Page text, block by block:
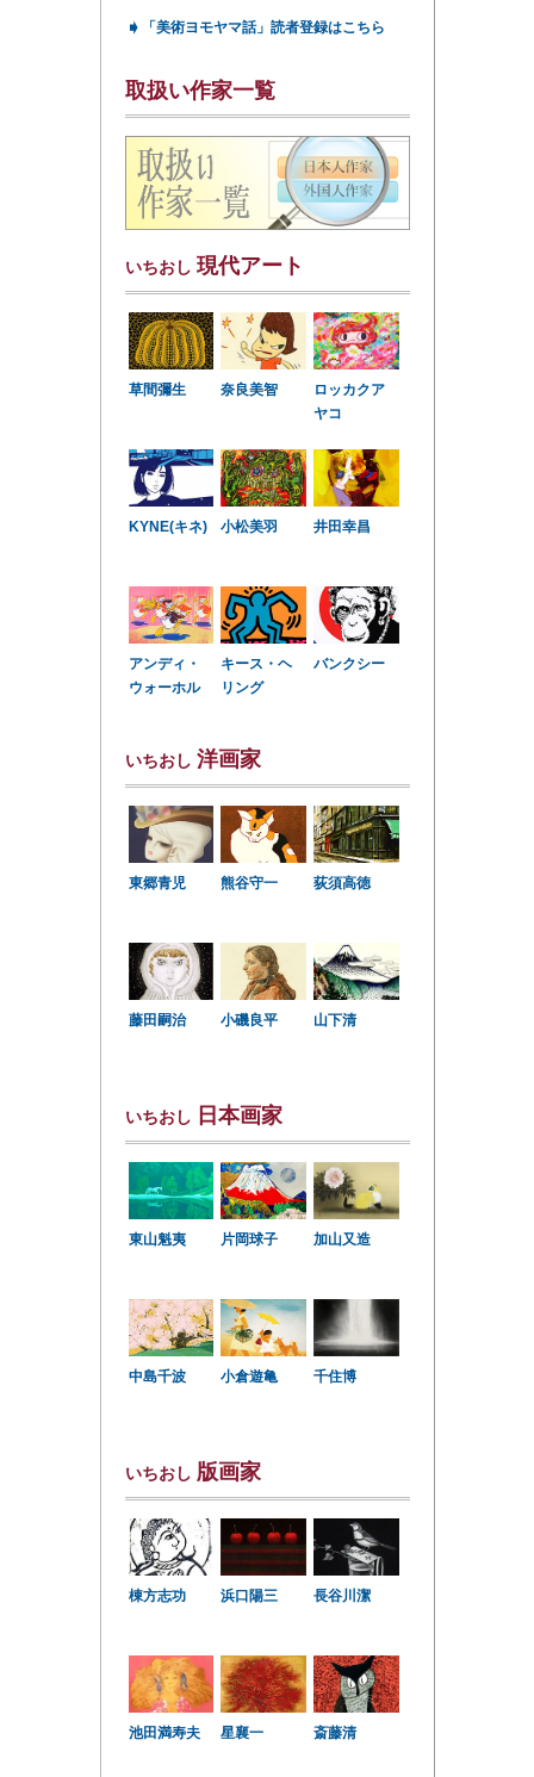
➧ 「美術ヨモヤマ話」読者登録はこちら
取扱い作家一覧
いちおし 現代アート
草間彌生 奈良美智
ロッカクア
ヤコ
KYNE(キネ) 小松美羽 井田幸昌
アンディ・
ウォーホル
キース・ヘ
リング
バンクシー
いちおし 洋画家
東郷青児 熊谷守一 荻須高徳
藤田嗣治 小磯良平 山下清
いちおし 日本画家
東山魁夷 片岡球子 加山又造
中島千波 小倉遊亀 千住博
いちおし 版画家
棟方志功 浜口陽三 長谷川潔
池田満寿夫 星襄一 斎藤清